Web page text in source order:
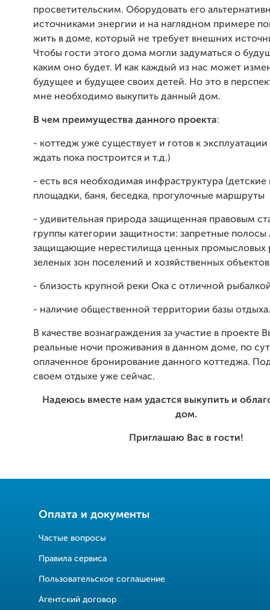
просветительским. Оборудовать его
источниками энергии и на наглядном примере
жить в доме, который не требует внешних
Чтобы гости этого дома могли задуматься о
каким оно будет. И как каждый из нас может
будущее и будущее своих детей. Но это в
мне необходимо выкупить данный дом.
В чем преимущества данного проекта:
- коттедж уже существует и готов к
ждать пока построится и т.д.)
- есть вся необходимая инфраструктура
площадки, баня, беседка, прогулочные маршруты
- удивительная природа защищенная правовым
группы категории защитности: запретные полосы
защищающие нерестилища ценных промысловых
зеленых зон поселений и хозяйственных
- близость крупной реки Ока с отличной
- наличие общественной территории базы отдыха.
В качестве вознаграждения за участие в проекте
реальные ночи проживания в данном доме, по
оплаченное бронирование данного коттеджа.
своем отдыхе уже сейчас.
Надеюсь вместе нам удастся выкупить и
дом.
Приглашаю Вас в гости!
Оплата и документы
Частые вопросы
Правила сервиса
Пользовательское соглашение
Агентский договор